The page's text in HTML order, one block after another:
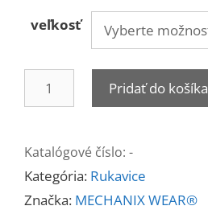
veľkosť
Rukavice
Pridať do košíka
Katalógové číslo: -
Kategória: Rukavice
Značka: MECHANIX WEAR®